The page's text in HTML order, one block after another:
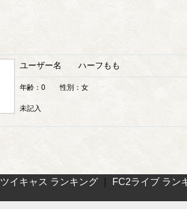
ユーザー名 ハーフもも
年齢：0 性別：女
未記入
ツイキャス ランキング
FC2ライブ ラン